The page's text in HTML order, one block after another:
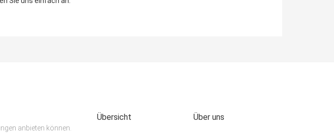
anbieten können.
Übersicht Über uns